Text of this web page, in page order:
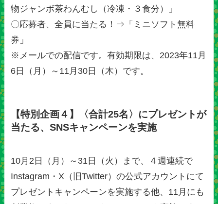
物ジャンボ茶わんむし（冷凍・３食分）」
〇応募者、全員に当たる！⇒「ミニソフト無料
券」
※メールでの配信です。有効期限は、2023年11月
6日（月）～11月30日（木）です。
【特別企画４】〈合計25名〉にプレゼントが
当たる、SNSキャンペーンを実施
10月2日（月）～31日（火）まで、４週連続で
Instagram・X（旧Twitter）の公式アカウントにて
プレゼントキャンペーンを実施する他、11月にも